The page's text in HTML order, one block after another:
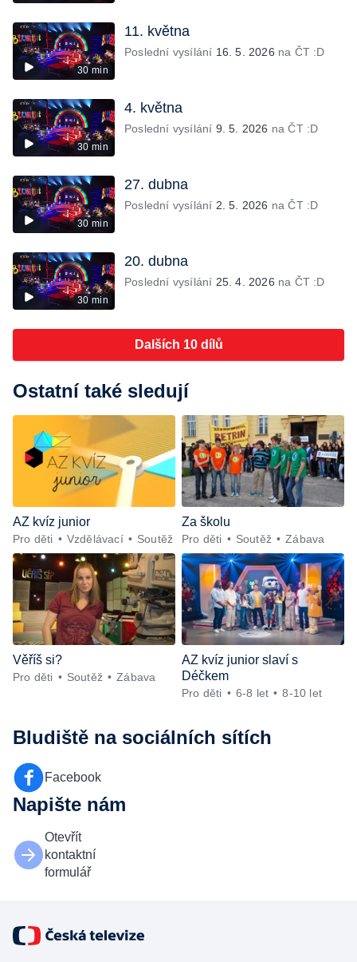
30 min
11. května
Poslední vysílání 16. 5. 2026 na ČT :D
30 min
4. května
Poslední vysílání 9. 5. 2026 na ČT :D
30 min
27. dubna
Poslední vysílání 2. 5. 2026 na ČT :D
30 min
20. dubna
Poslední vysílání 25. 4. 2026 na ČT :D
Dalších 10 dílů
Ostatní také sledují
AZ kvíz junior
Pro děti Vzdělávací Soutěž
Za školu
Pro děti Soutěž Zábava
Věříš si?
Pro děti Soutěž Zábava
AZ kvíz junior slaví s
Déčkem
Pro děti 6-8 let 8-10 let
Bludiště na sociálních sítích
Facebook
Napište nám
Otevřít
kontaktní
formulář